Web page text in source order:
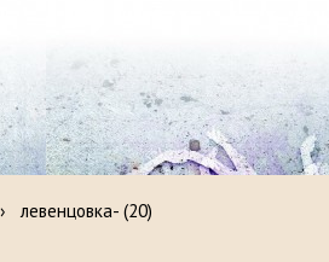
› левенцовка- (20)